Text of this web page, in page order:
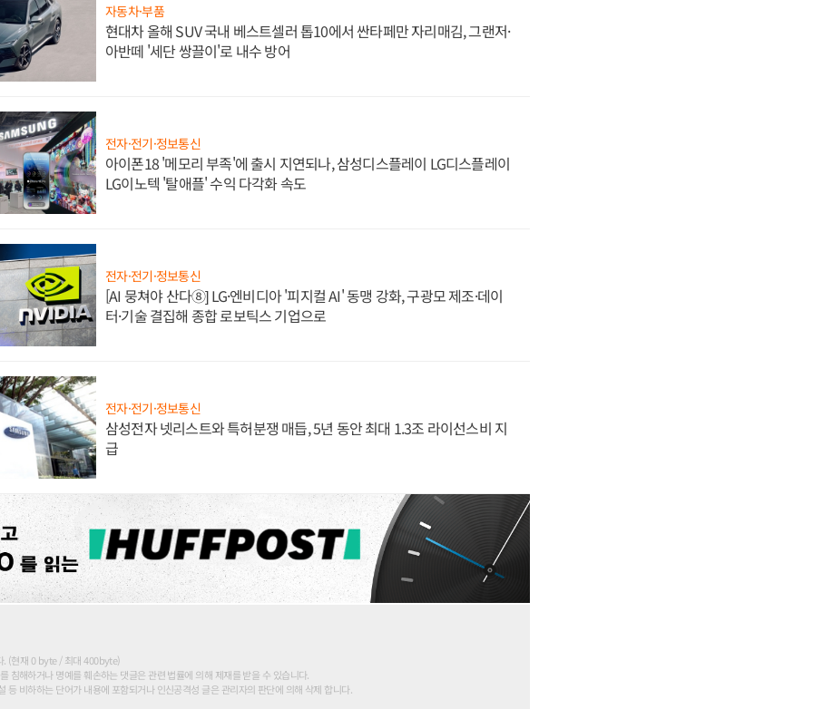
자동차·부품
현대차 올해 SUV 국내 베스트셀러 톱10에서 싼타페만 자리매김, 그랜저·
아반떼 '세단 쌍끌이'로 내수 방어
전자·전기·정보통신
아이폰18 '메모리 부족'에 출시 지연되나, 삼성디스플레이 LG디스플레이
LG이노텍 '탈애플' 수익 다각화 속도
전자·전기·정보통신
[AI 뭉쳐야 산다⑧] LG·엔비디아 '피지컬 AI' 동맹 강화, 구광모 제조·데이
터·기술 결집해 종합 로보틱스 기업으로
전자·전기·정보통신
삼성전자 넷리스트와 특허분쟁 매듭, 5년 동안 최대 1.3조 라이선스비 지
급
. (현재 0 byte / 최대 400byte)
침해하거나 명예를 훼손하는 댓글은 관련 법률에 의해 제재를 받을 수 있습니다.
등 비하하는 단어가 내용에 포함되거나 인신공격성 글은 관리자의 판단에 의해 삭제 합니다.